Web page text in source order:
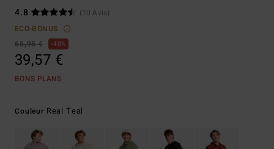
4.8
(10 Avis)
ECO-BONUS
65,95 €
40%
39,57 €
BONS PLANS
Couleur Real Teal